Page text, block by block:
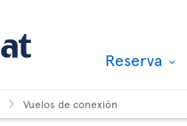
Reserva
Vuelos de conexión